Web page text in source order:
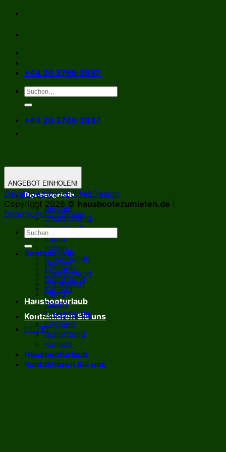
Zum
springen
+44 20 3769 3987
+44 20 3769 3987
Bootsverleih
Belgien
Deutschland
Frankreich
Irland
Italien
Niederlande
England
Schottland
Kanada
Hausbooturlaub
Kontaktieren Sie uns
HILFE!
ANGEBOT EINHOLEN!
Developed by SEOWebDesign
Copyright 2026 © hausbootezumieten.de
Datenschutzrichtlinie
Bootsverleih
Belgien
Deutschland
Frankreich
Irland
Italien
Niederlande
England
Schottland
Kanada
Hausbooturlaub
Kontaktieren Sie uns